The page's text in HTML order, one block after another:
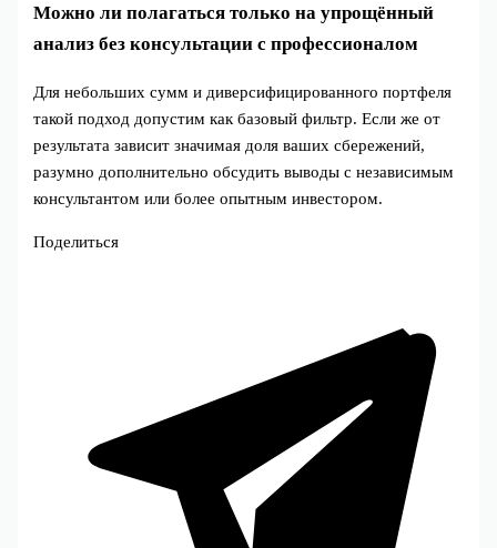
Можно ли полагаться только на упрощённый
анализ без консультации с профессионалом
Для небольших сумм и диверсифицированного портфеля
такой подход допустим как базовый фильтр. Если же от
результата зависит значимая доля ваших сбережений,
разумно дополнительно обсудить выводы с независимым
консультантом или более опытным инвестором.
Поделиться